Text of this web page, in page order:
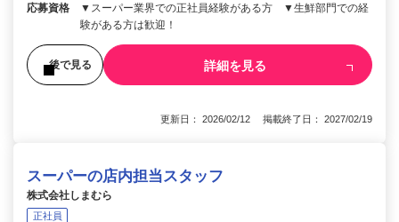
応募資格
▼スーパー業界での正社員経験がある方 ▼生鮮部門での経
験がある方は歓迎！
後で見る 詳細を見る
更新日： 2026/02/12 掲載終了日： 2027/02/19
スーパーの店内担当スタッフ
株式会社しまむら
正社員